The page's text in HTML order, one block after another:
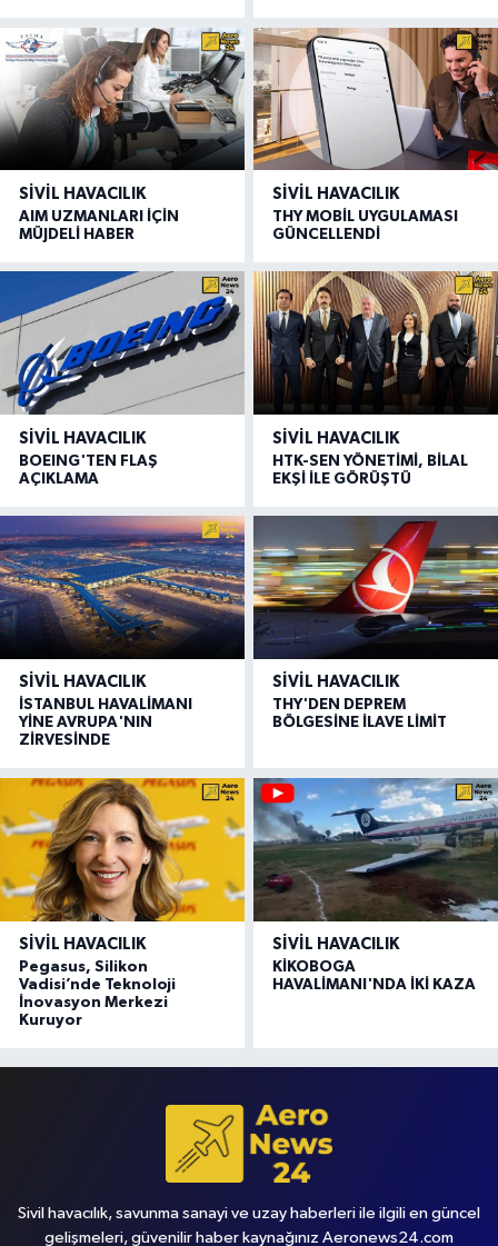
SIVIL HAVACILIK
AIM UZMANLARI İÇİN
MÜJDELİ HABER
SIVIL HAVACILIK
THY MOBİL UYGULAMASI
GÜNCELLENDİ
SIVIL HAVACILIK
BOEING'TEN FLAŞ
AÇIKLAMA
SIVIL HAVACILIK
HTK-SEN YÖNETİMİ, BİLAL
EKŞİ İLE GÖRÜŞTÜ
SIVIL HAVACILIK
İSTANBUL HAVALİMANI
YİNE AVRUPA'NIN
ZİRVESİNDE
SIVIL HAVACILIK
THY'DEN DEPREM
BÖLGESİNE İLAVE LİMİT
SIVIL HAVACILIK
Pegasus, Silikon
Vadisi’nde Teknoloji
İnovasyon Merkezi
Kuruyor
SIVIL HAVACILIK
KİKOBOGA
HAVALİMANI'NDA İKİ KAZA
Sivil havacılık, savunma sanayi ve uzay haberleri ile ilgili en güncel
gelişmeleri, güvenilir haber kaynağınız Aeronews24.com